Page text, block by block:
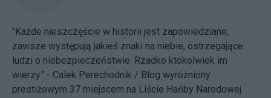
"Każde nieszczęście w historii jest zapowiedziane;
zawsze występują jakieś znaki na niebie, ostrzegające
ludzi o niebezpieczeństwie. Rzadko ktokolwiek im
wierzy." - Calek Perechodnik / Blog wyróżniony
prestiżowym 37 miejscem na Liście Hańby Narodowej